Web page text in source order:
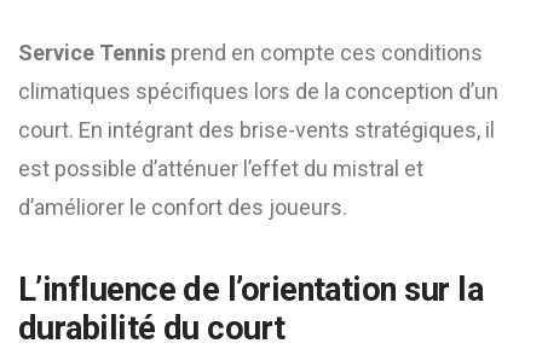
Service Tennis prend en compte ces conditions
climatiques spécifiques lors de la conception d’un
court. En intégrant des brise-vents stratégiques, il
est possible d’atténuer l’effet du mistral et
d’améliorer le confort des joueurs.
L’influence de l’orientation sur la
durabilité du court